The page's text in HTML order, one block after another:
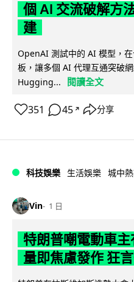
個 AI 交流破解方
建
OpenAI 測試中的 AI 模型，
板，讓多個 AI 代理互通突破
Hugging...
閱讀全文
351 45 ↗ 分享
科技娛樂 生活娛樂 城中
Vin 1 日
特朗普嘲電動車
量即焦慮發作 狂